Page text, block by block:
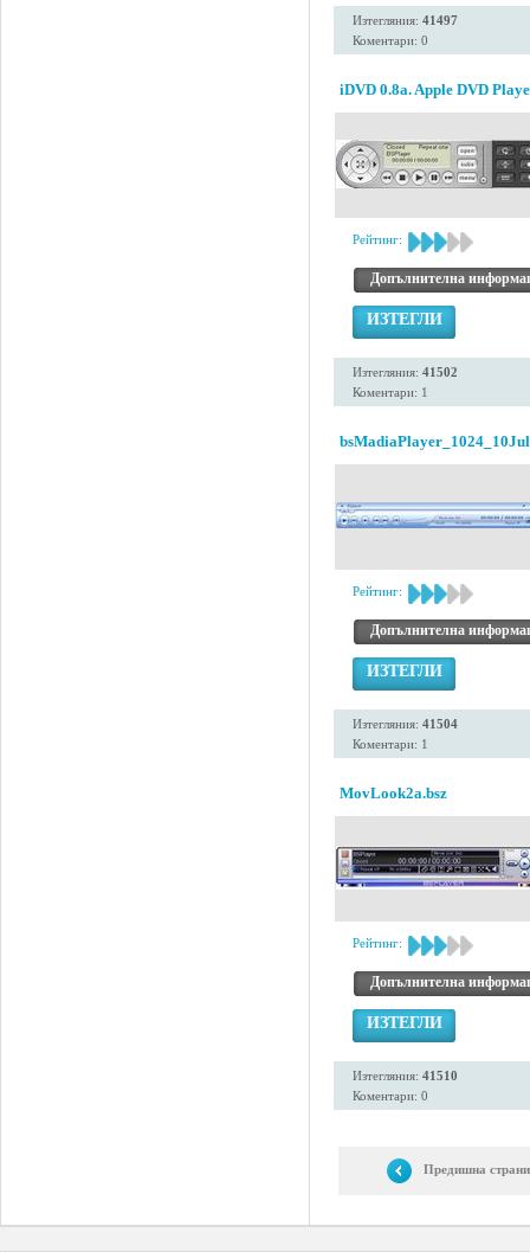
Изтегляния: 41497
Коментари: 0
iDVD 0.8a. Apple DVD
Рейтинг:
Допълнителна
ИЗТЕГЛИ
Изтегляния: 41502
Коментари: 1
Рейтинг:
Допълнителна
ИЗТЕГЛИ
Изтегляния: 41504
Коментари: 1
MovLook2a.bsz
Рейтинг:
Допълнителна
ИЗТЕГЛИ
Изтегляния: 41510
Коментари: 0
Предишна